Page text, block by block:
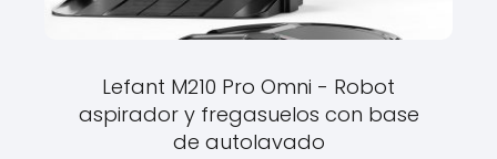
Lefant M210 Pro Omni - Robot
aspirador y fregasuelos con base
de autolavado